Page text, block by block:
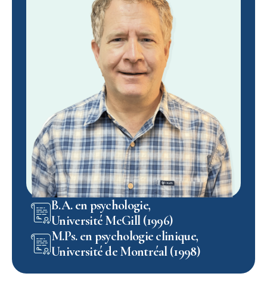
B.A. en psychologie,
Université McGill (1996)
M.Ps. en psychologie clinique,
Université de Montréal (1998)